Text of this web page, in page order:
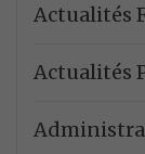
Actualités
Actualités